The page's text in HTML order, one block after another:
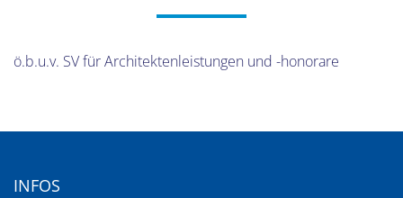
ö.b.u.v. SV für Architektenleistungen und -honorare
INFOS